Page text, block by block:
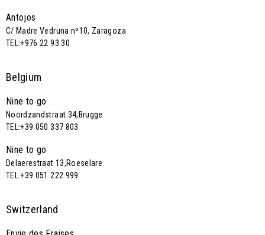
Antojos
C/ Madre Vedruna nº10, Zaragoza
TEL:+976 22 93 30
Belgium
Nine to go
Noordzandstraat 34,Brugge
TEL:+39 050 337 803
Nine to go
Delaerestraat 13,Roeselare
TEL:+39 051 222 999
Switzerland